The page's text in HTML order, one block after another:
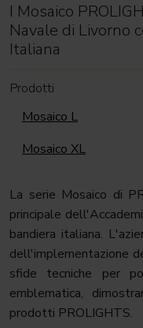
I Mosaico
Navale di Livorno
Italiana
Prodotti
Mosaico L
Mosaico XL
La serie Mosaico di
principale
bandiera italiana.
dell'implementazione
sfide tecniche per
emblematica,
prodotti PROLIGHTS.